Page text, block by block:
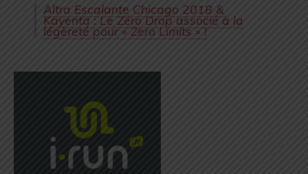
Altra Escalante Chicago 2018 &
Kayenta : Le Zéro Drop associé à la
légèreté pour « Zero Limits » !